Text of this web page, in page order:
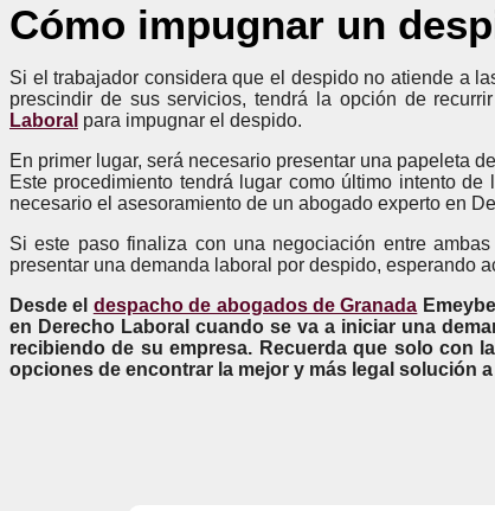
Cómo impugnar un
Si el trabajador considera que el despido no atiende a
prescindir de sus servicios, tendrá la opción de
Laboral para impugnar el despido.
En primer lugar, será necesario presentar una papeleta
Este procedimiento tendrá lugar como último intento
necesario el asesoramiento de un abogado experto en
Si este paso finaliza con una negociación entre
presentar una demanda laboral por despido, esperando
Desde el despacho de abogados de Granada
en Derecho Laboral cuando se va a iniciar una
recibiendo de su empresa. Recuerda que solo con
opciones de encontrar la mejor y más legal solución